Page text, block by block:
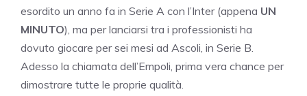
esordito un anno fa in Serie A con l’Inter (appena UN
MINUTO), ma per lanciarsi tra i professionisti ha
dovuto giocare per sei mesi ad Ascoli, in Serie B.
Adesso la chiamata dell’Empoli, prima vera chance per
dimostrare tutte le proprie qualità.